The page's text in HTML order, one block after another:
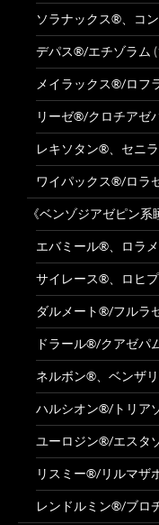
ソラナックス®、コ
デパス®/エチゾラム
メイラックス®/ロフ
リーゼ®/クロチアゼ
レキソタン®、セニ
ワイパックス®/ロラ
《ベンゾジアゼピン系
エバミール®、ロラ
サイレース®、ロヒ
ダルメート®/フルラ
ドラール®/クアゼパ
ネルボン®、ベンザ
ハルシオン®/トリア
ユーロジン®/エスタ
リスミー®/リルマザ
レンドルミン®/ブロ